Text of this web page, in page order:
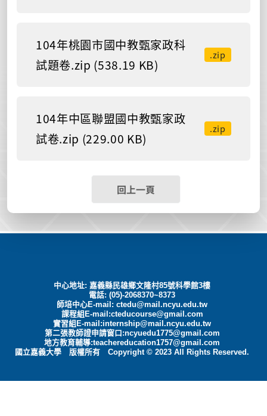
104年桃園市國中教甄家政科
試題卷.zip (538.19 KB)
.zip
104年中區聯盟國中教甄家政
試卷.zip (229.00 KB)
.zip
回上一頁
中心地址: 嘉義縣民雄鄉文隆村85號科學館3樓
電話: (05)-2068370~8373
師培中心E-mail:ctedu@mail.ncyu.edu.tw
課程組E-mail:cteducourse@gmail.com
實習組E-mail:internship@mail.ncyu.edu.tw
第二張教師證申請窗口:ncyuedu1775@gmail.com
地方教育輔導:teachereducation1757@gmail.com
國立嘉義大學 版權所有 Copyright © 2023 All Rights Reserved.